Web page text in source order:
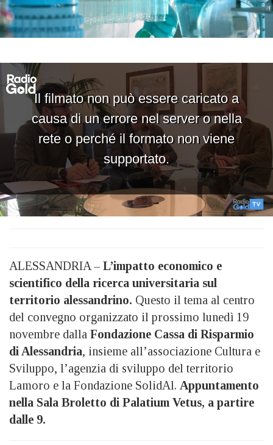
ALESSANDRIA – L’impatto economico e
scientifico della ricerca universitaria sul
territorio alessandrino. Questo il tema al centro
del convegno organizzato il prossimo lunedì 19
novembre dalla Fondazione Cassa di Risparmio
di Alessandria, insieme all’associazione Cultura e
Sviluppo, l’agenzia di sviluppo del territorio
Lamoro e la Fondazione SolidAl. Appuntamento
nella Sala Broletto di Palatium Vetus, a partire
dalle 9.